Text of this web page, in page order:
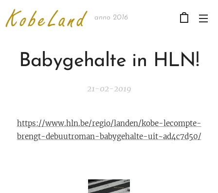
anno 2016
Babygehalte in HLN!
21-02-2019
https://www.hln.be/regio/landen/kobe-lecompte-
brengt-debuutroman-babygehalte-uit~ad4c7d50/